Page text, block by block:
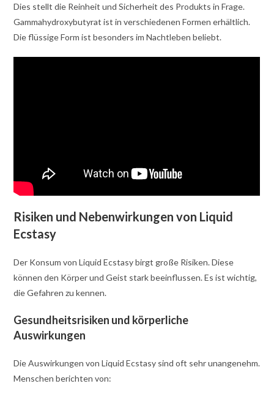
Dies stellt die Reinheit und Sicherheit des Produkts in Frage.
Gammahydroxybutyrat ist in verschiedenen Formen erhältlich.
Die flüssige Form ist besonders im Nachtleben beliebt.
Risiken und Nebenwirkungen von Liquid
Ecstasy
Der Konsum von Liquid Ecstasy birgt große Risiken. Diese
können den Körper und Geist stark beeinflussen. Es ist wichtig,
die Gefahren zu kennen.
Gesundheitsrisiken und körperliche
Auswirkungen
Die Auswirkungen von Liquid Ecstasy sind oft sehr unangenehm.
Menschen berichten von: